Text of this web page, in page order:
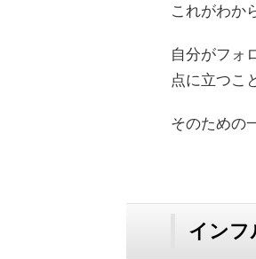
これがわか
自分がフォ
点に立つこ
そのための
インフ